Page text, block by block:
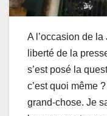
A l’occasion de
liberté de la
s’est posé la
c’est quoi même
grand-chose. Je